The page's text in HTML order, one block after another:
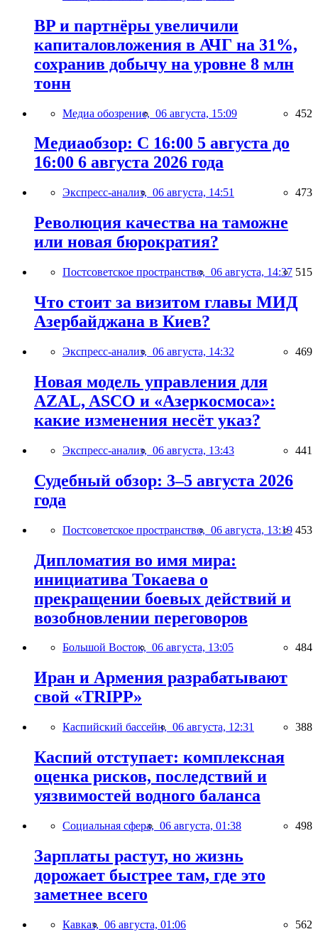
BP и партнёры увеличили
капиталовложения в АЧГ на 31%,
сохранив добычу на уровне 8 млн
тонн
Медиа обозрение, 06 августа, 15:09 452
Медиаобзор: С 16:00 5 августа до
16:00 6 августа 2026 года
Экспресс-анализ, 06 августа, 14:51 473
Революция качества на таможне
или новая бюрократия?
Постсоветское пространство, 06 августа, 14:37 515
Что стоит за визитом главы МИД
Азербайджана в Киев?
Экспресс-анализ, 06 августа, 14:32 469
Новая модель управления для
AZAL, ASCO и «Азеркосмоса»:
какие изменения несёт указ?
Экспресс-анализ, 06 августа, 13:43 441
Судебный обзор: 3–5 августа 2026
года
Постсоветское пространство, 06 августа, 13:19 453
Дипломатия во имя мира:
инициатива Токаева о
прекращении боевых действий и
возобновлении переговоров
Большой Восток, 06 августа, 13:05 484
Иран и Армения разрабатывают
свой «TRIPP»
Каспийский бассейн, 06 августа, 12:31 388
Каспий отступает: комплексная
оценка рисков, последствий и
уязвимостей водного баланса
Социальная сфера, 06 августа, 01:38 498
Зарплаты растут, но жизнь
дорожает быстрее там, где это
заметнее всего
Кавказ, 06 августа, 01:06 562